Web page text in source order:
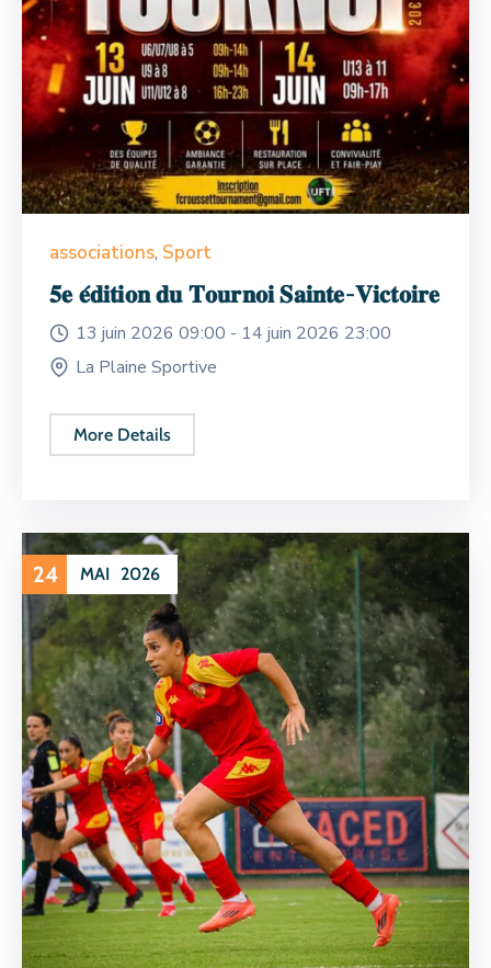
associations, Sport
𝟓𝐞 𝐞́𝐝𝐢𝐭𝐢𝐨𝐧 𝐝𝐮 𝐓𝐨𝐮𝐫𝐧𝐨𝐢 𝐒𝐚𝐢𝐧𝐭𝐞-𝐕𝐢𝐜𝐭𝐨𝐢𝐫𝐞
13 juin 2026 09:00 - 14 juin 2026 23:00
La Plaine Sportive
More Details
24 MAI 2026